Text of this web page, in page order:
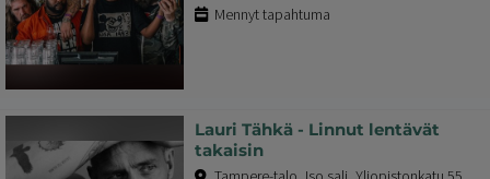
Mennyt tapahtuma
Lauri Tähkä - Linnut lentävät
takaisin